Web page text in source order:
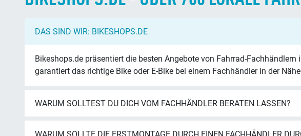
garantiert das richtige Bike oder E-Bike bei einem Fachhändler in der